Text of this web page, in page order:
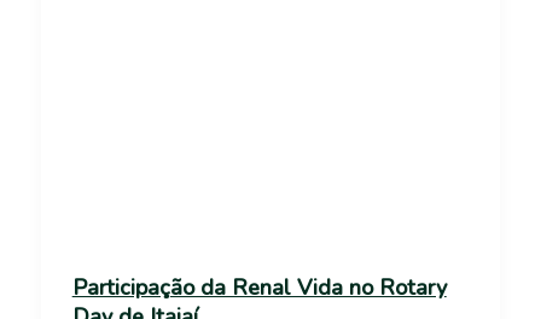
Participação da Renal Vida no Rotary